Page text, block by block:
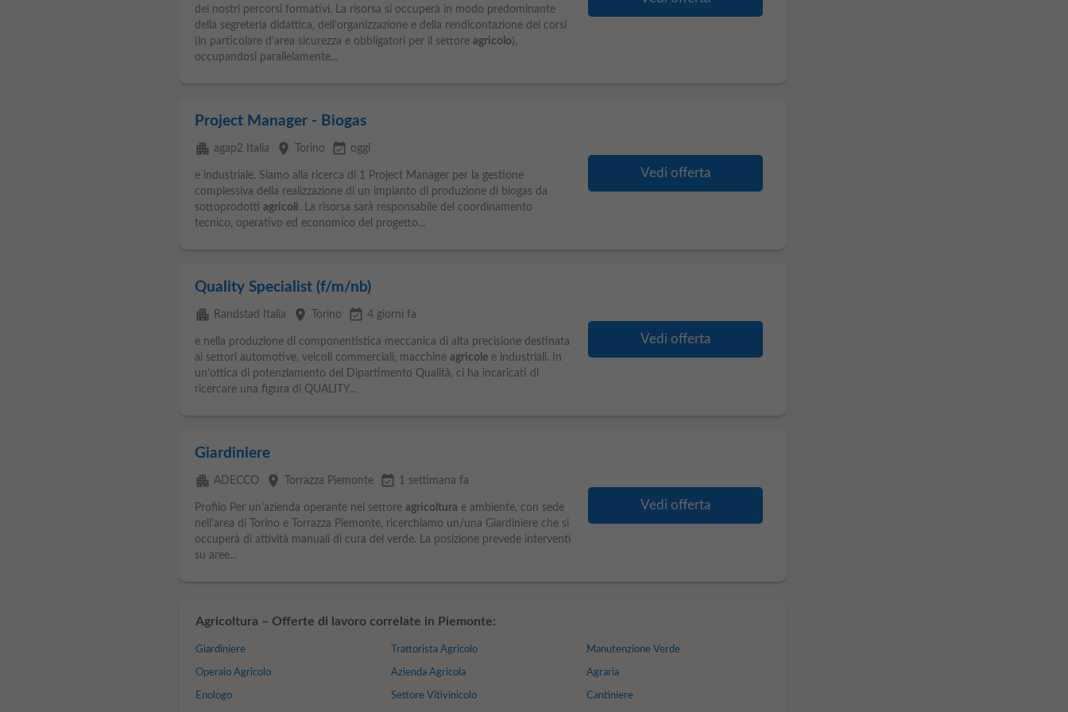
dei nostri percorsi formativi. La risorsa si occuperà in modo predominante
della segreteria didattica, dell’organizzazione e della rendicontazione dei corsi
(in particolare d’area sicurezza e obbligatori per il settore agricolo),
occupandosi parallelamente...
Project Manager - Biogas
apartment agap2 Italia place Torino event_available oggi
e industriale. Siamo alla ricerca di 1 Project Manager per la gestione
complessiva della realizzazione di un impianto di produzione di biogas da
sottoprodotti agricoli. La risorsa sarà responsabile del coordinamento
tecnico, operativo ed economico del progetto...
Vedi offerta
Quality Specialist (f/m/nb)
apartment Randstad Italia place Torino event_available 4 giorni fa
e nella produzione di componentistica meccanica di alta precisione destinata
ai settori automotive, veicoli commerciali, macchine agricolee industriali. In
un’ottica di potenziamento del Dipartimento Qualità, ci ha incaricati di
ricercare una figura di QUALITY...
Vedi offerta
Giardiniere
apartment ADECCO place Torrazza Piemonte event_available 1 settimana fa
Profilo Per un’azienda operante nel settore agricoltura e ambiente, con sede
nell’area di Torino e Torrazza Piemonte, ricerchiamo un/una Giardiniere che si
occuperà di attività manuali di cura del verde. La posizione prevede interventi
su aree...
Vedi offerta
Agricoltura – Offerte di lavoro correlate in Piemonte:
Giardiniere
Operaio Agricolo
Enologo
Trattorista Agricolo
Azienda Agricola
Settore Vitivinicolo
Manutenzione Verde
Agraria
Cantiniere